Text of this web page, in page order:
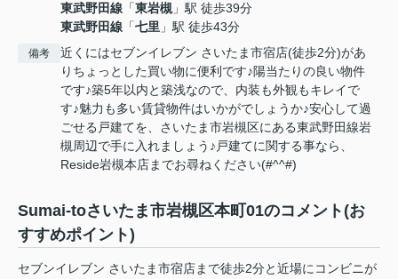
東武野田線 「東岩槻 」駅 徒歩39分
東武野田線 「七里 」駅 徒歩43分
備考
近くにはセブンイレブン さいたま市宿店(徒歩2分)があ
りちょっとした買い物に便利です♪陽当たりの良い物件
です♪築5年以内と築浅なので、内装も外観もキレイで
す♪魅力も多い賃貸物件はいかがでしょうか♪安心して過
ごせる戸建てを、さいたま市岩槻区にある東武野田線岩
槻周辺で手に入れましょう♪戸建てに関する事なら、
Reside岩槻本店までお尋ねください(#^^#)
Sumai-toさいたま市岩槻区本町01のコメント(お
すすめポイント)
セブンイレブン さいたま市宿店まで徒歩2分と近場にコンビニが